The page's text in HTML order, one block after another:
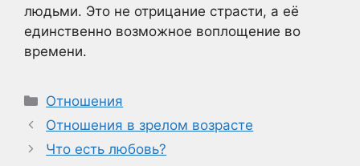
людьми. Это не отрицание страсти, а её
единственно возможное воплощение во
времени.
Рубрики
Отношения
Отношения в зрелом возрасте
Что есть любовь?